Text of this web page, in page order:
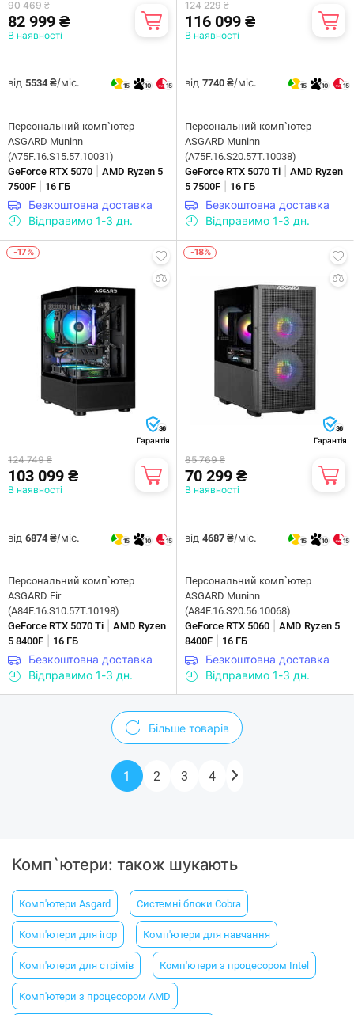
90 469 ₴
82 999 ₴
В наявності
від 5534 ₴/міс. 15 10 15
Персональний комп`ютер
ASGARD Muninn
(A75F.16.S15.57.10031)
GeForce RTX 5070
AMD Ryzen 5
7500F
16 ГБ
Безкоштовна доставка
Відправимо 1-3 дн.
124 229 ₴
116 099 ₴
В наявності
від 7740 ₴/міс. 15 10 15
Персональний комп`ютер
ASGARD Muninn
(A75F.16.S20.57T.10038)
GeForce RTX 5070 Ti
AMD Ryzen
5 7500F
16 ГБ
Безкоштовна доставка
Відправимо 1-3 дн.
-17%
36
Гарантія
124 749 ₴
103 099 ₴
В наявності
від 6874 ₴/міс. 15 10 15
Персональний комп`ютер
ASGARD Eir
(A84F.16.S10.57T.10198)
GeForce RTX 5070 Ti
AMD Ryzen
5 8400F
16 ГБ
Безкоштовна доставка
Відправимо 1-3 дн.
-18%
36
Гарантія
85 769 ₴
70 299 ₴
В наявності
від 4687 ₴/міс. 15 10 15
Персональний комп`ютер
ASGARD Muninn
(A84F.16.S20.56.10068)
GeForce RTX 5060
AMD Ryzen 5
8400F
16 ГБ
Безкоштовна доставка
Відправимо 1-3 дн.
Більше товарів
1 2 3 4
Комп`ютери: також шукають
Комп'ютери Asgard Системні блоки Cobra
Комп'ютери для ігор Комп'ютери для навчання
Комп'ютери для стрімів Комп'ютери з процесором Intel
Комп'ютери з процесором AMD